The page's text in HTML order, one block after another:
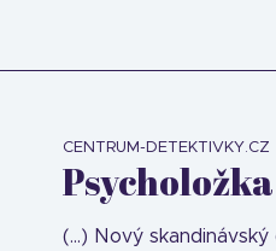
CENTRUM-DETEKTIVKY.CZ
(...) Nový